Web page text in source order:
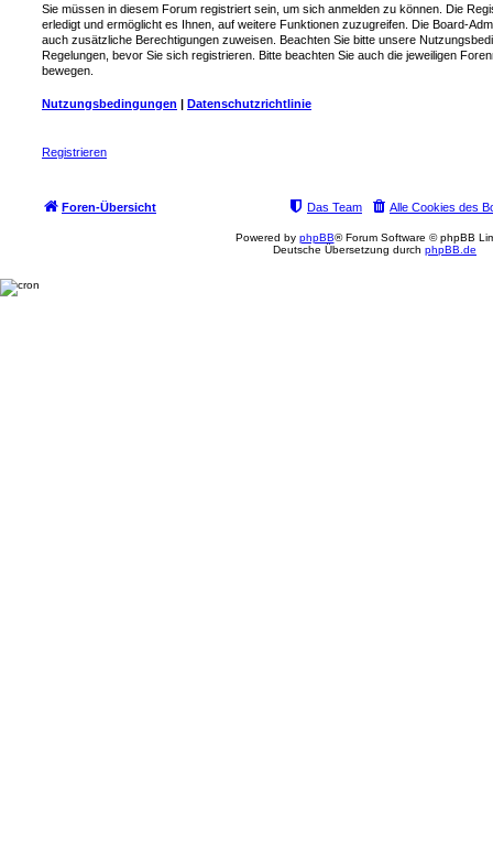
Sie müssen in diesem Forum registriert sein, um sich anmelden zu können. Die
erledigt und ermöglicht es Ihnen, auf weitere Funktionen zuzugreifen. Die Board-
auch zusätzliche Berechtigungen zuweisen. Beachten Sie bitte unsere
Regelungen, bevor Sie sich registrieren. Bitte beachten Sie auch die jeweiligen
bewegen.
Nutzungsbedingungen Datenschutzrichtlinie
Registrieren
Foren-Übersicht Alle Cookies des
Das Team
Powered by phpBB® Forum Software © phpBB
Deutsche Übersetzung durch phpBB.de